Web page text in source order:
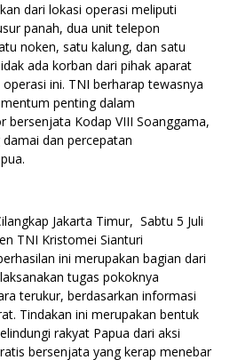
dari lokasi operasi meliputi
panah, dua unit telepon
noken, satu kalung, dan satu
ada korban dari pihak aparat
ini. TNI berharap tewasnya
penting dalam
bersenjata Kodap VIII Soanggama,
dan percepatan
Jakarta Timur, Sabtu 5 Juli
TNI Kristomei Sianturi
ini merupakan bagian dari
tugas pokoknya
terukur, berdasarkan informasi
Tindakan ini merupakan bentuk
rakyat Papua dari aksi
bersenjata yang kerap menebar